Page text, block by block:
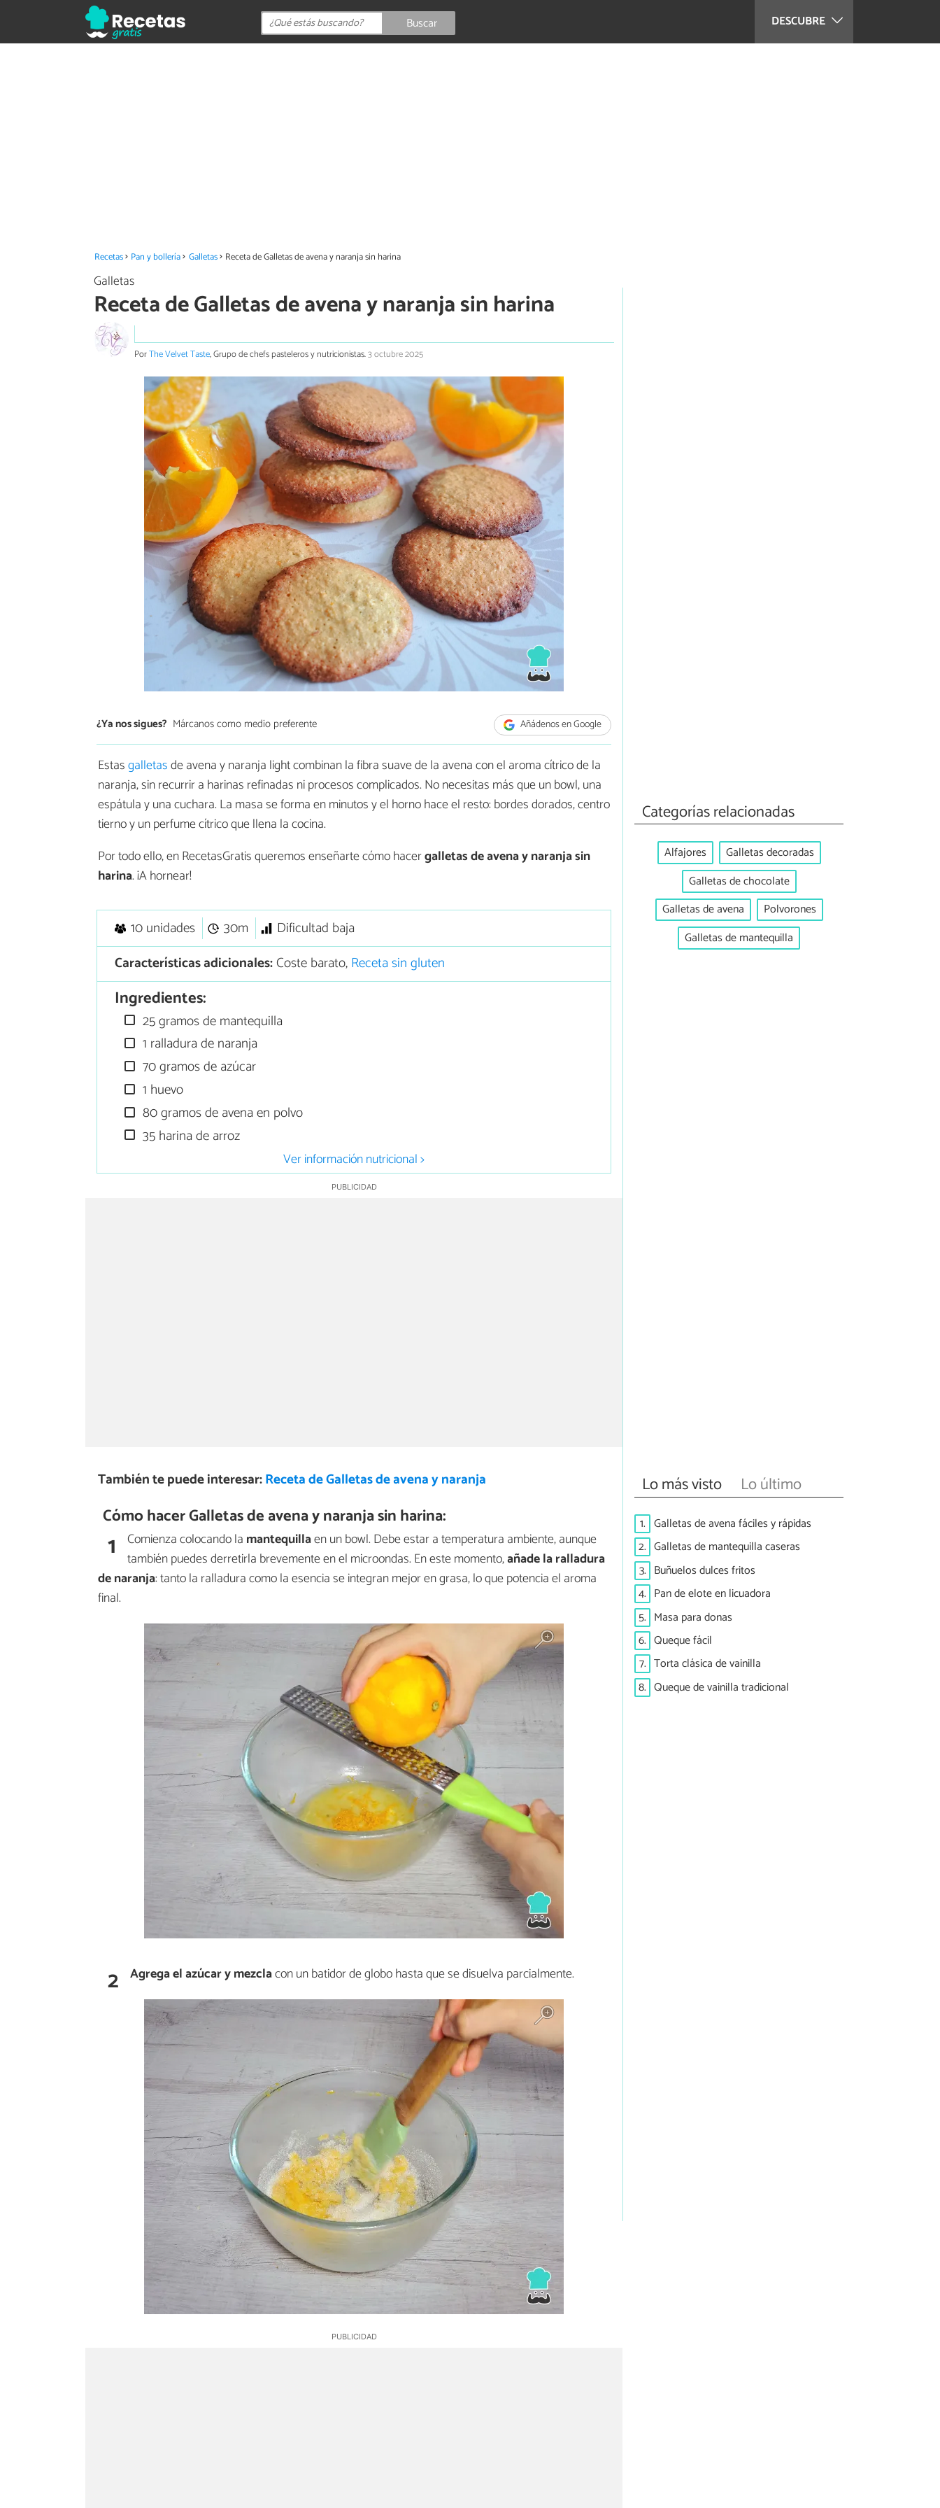
DESCUBRE
Buscar
Recetas Pan y bollería Galletas Receta de Galletas de avena y naranja sin harina
Galletas
Receta de Galletas de avena y naranja sin harina
PorThe Velvet Taste, Grupo de chefs pasteleros y nutricionistas.3 octubre 2025
¿Ya nos sigues? Márcanos como medio preferente Añádenos en Google
Estasgalletasde avena y naranja light combinan la fibra suave de la avena con el aroma cítrico de la
naranja, sin recurrir a harinas refinadas ni procesos complicados. No necesitas más que un bowl, una
espátula y una cuchara. La masa se forma en minutos y el horno hace el resto: bordes dorados, centro
tierno y un perfume cítrico que llena la cocina.
Por todo ello, en RecetasGratis queremos enseñarte cómo hacergalletas de avena y naranja sin
harina. ¡A hornear!
10 unidades 30m
Dificultad baja
Características adicionales:Coste barato,Receta sin gluten
Ingredientes:
25 gramos de mantequilla
1 ralladura de naranja
70 gramos de azúcar
1 huevo
80 gramos de avena en polvo
35 harina de arroz
Ver información nutricional >
También te puede interesar:Receta de Galletas de avena y naranja
Cómo hacer Galletas de avena y naranja sin harina:
1 Comienza colocando la mantequillaen un bowl. Debe estar a temperatura ambiente, aunque
también puedes derretirla brevemente en el microondas. En este momento,añade laralladura
de naranja: tanto la ralladura como la esencia se integran mejor en grasa, lo que potencia el aroma
final.
2 Agrega elazúcary mezclacon un batidor de globo hasta que se disuelva parcialmente.
Categorías relacionadas
Alfajores
Galletas decoradas
Galletas de chocolate
Galletas de avena
Polvorones
Galletas de mantequilla
Lo más visto Lo último
1. Galletas de avena fáciles y rápidas
2. Galletas de mantequilla caseras
3. Buñuelos dulces fritos
4. Pan de elote en licuadora
5. Masa para donas
6. Queque fácil
7. Torta clásica de vainilla
8. Queque de vainilla tradicional